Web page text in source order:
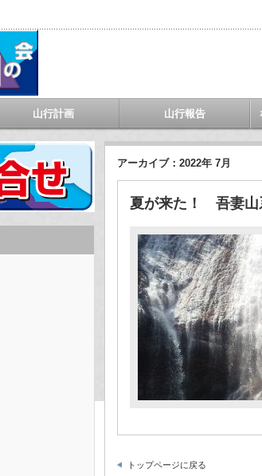
山行計画 山行報告
アーカイブ：2022年 7月
夏が来た！ 吾妻山
トップページに戻る